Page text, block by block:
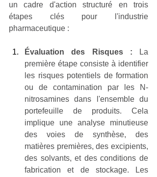
un cadre d'action structuré en trois
étapes clés pour l'industrie
pharmaceutique :
Évaluation des Risques : La
première étape consiste à identifier
les risques potentiels de formation
ou de contamination par les N-
nitrosamines dans l'ensemble du
portefeuille de produits. Cela
implique une analyse minutieuse
des voies de synthèse, des
matières premières, des excipients,
des solvants, et des conditions de
fabrication et de stockage. Les